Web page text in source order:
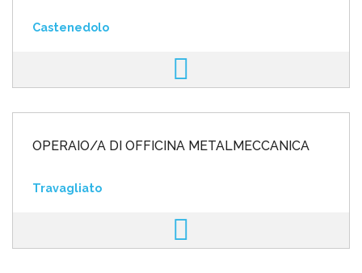
Castenedolo
OPERAIO/A DI OFFICINA METALMECCANICA
Travagliato